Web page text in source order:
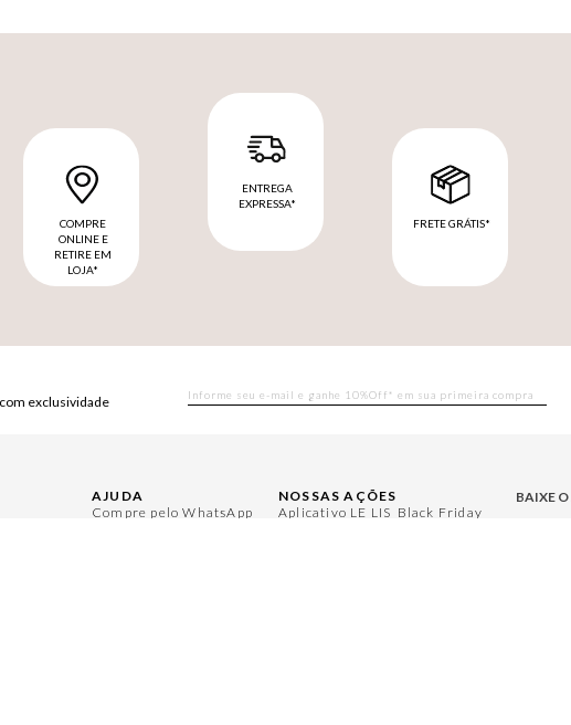
COMPRE
ONLINE E
RETIRE EM
LOJA*
ENTREGA
EXPRESSA*
FRETE GRÁTIS*
exclusividade
AJUDA
Compre pelo WhatsApp
NOSSAS AÇÕES
Aplicativo LE LIS Black Friday
BAIXE